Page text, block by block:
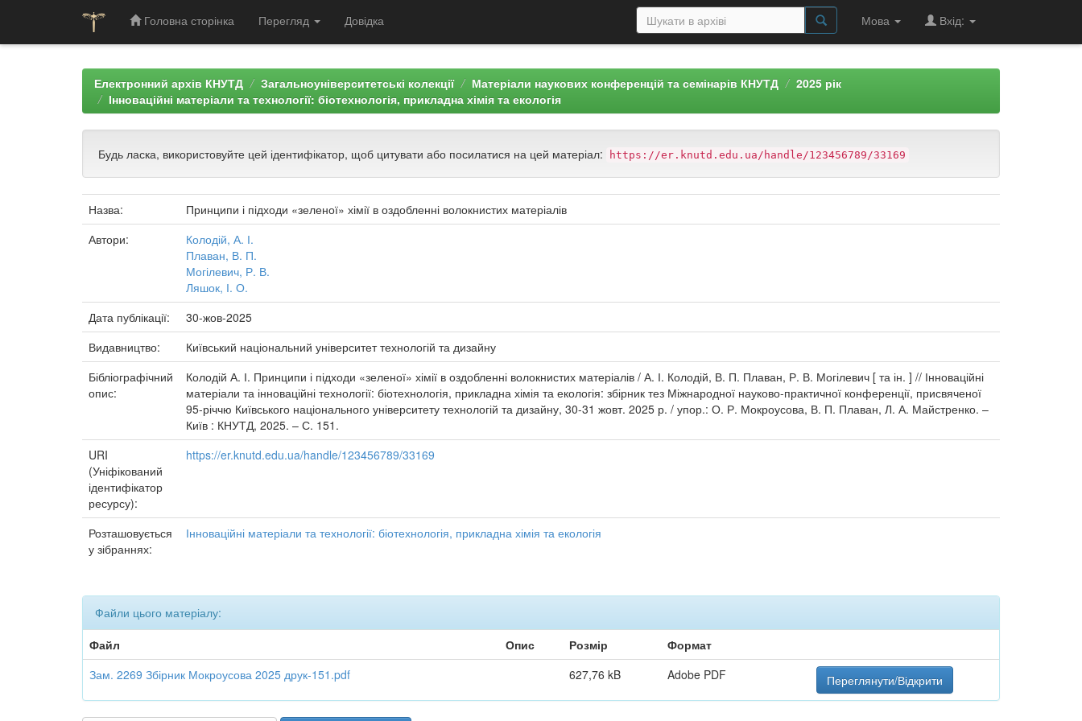
Головна сторінка Перегляд Довідка Мова Вхід:
Електронний архів КНУТД Загальноуніверситетські колекції Матеріали наукових конференцій та семінарів КНУТД
2025 рік
Інноваційні матеріали та технології: біотехнологія, прикладна хімія та екологія
Будь ласка, використовуйте цей ідентифікатор, щоб цитувати або посилатися на цей матеріал: https://er.knutd.edu.ua/handle/123456789/33169
Назва:
Принципи і підходи «зеленої» хімії в оздобленні волокнистих матеріалів
Автори:
Колодій, А. І.
Плаван, В. П.
Могілевич, Р. В.
Ляшок, І. О.
Дата публікації:
30-жов-2025
Видавництво:
Київський національний університет технологій та дизайну
Бібліографічний
опис:
Колодій А. І. Принципи і підходи «зеленої» хімії в оздобленні волокнистих матеріалів / А. І. Колодій, В. П. Плаван, Р. В. Могілевич [ та ін. ] // Інноваційні
матеріали та інноваційні технології: біотехнологія, прикладна хімія та екологія: збірник тез Міжнародної науково-практичної конференції, присвяченої
95-річчю Київського національного університету технологій та дизайну, 30-31 жовт. 2025 р. / упор.: О. Р. Мокроусова, В. П. Плаван, Л. А. Майстренко. –
Київ : КНУТД, 2025. – С. 151.
URI
(Уніфікований
ідентифікатор
ресурсу):
https://er.knutd.edu.ua/handle/123456789/33169
Розташовується
у зібраннях:
Інноваційні матеріали та технології: біотехнологія, прикладна хімія та екологія
Файли цього матеріалу:
Файл
Опис Розмір
Формат
Зам. 2269 Збірник Мокроусова 2025 друк-151.pdf
627,76 kB Adobe PDF Переглянути/Відкрити